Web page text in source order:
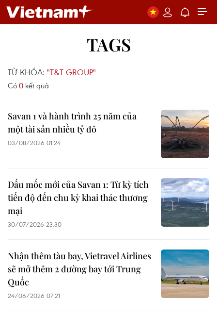
TAGS
TỪ KHÓA: "T&T GROUP"
Có 0 kết quả
Savan 1 và hành trình 25 năm của
một tài sản nhiều tỷ đô
03/08/2026 01:24
Dấu mốc mới của Savan 1: Từ kỳ tích
tiến độ đến chu kỳ khai thác thương
mại
30/07/2026 23:30
Nhận thêm tàu bay, Vietravel Airlines
sẽ mở thêm 2 đường bay tới Trung
Quốc
24/06/2026 07:21